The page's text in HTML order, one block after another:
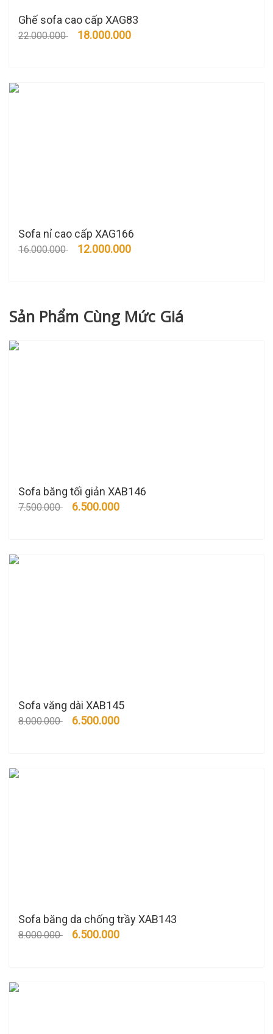
Ghế sofa cao cấp XAG83
22.000.000 18.000.000
Sofa nỉ cao cấp XAG166
16.000.000 12.000.000
Sản Phẩm Cùng Mức Giá
Sofa băng tối giản XAB146
7.500.000 6.500.000
Sofa văng dài XAB145
8.000.000 6.500.000
Sofa băng da chống trầy XAB143
8.000.000 6.500.000